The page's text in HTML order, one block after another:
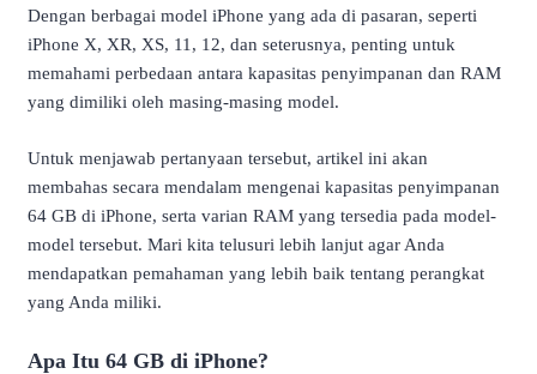
Dengan berbagai model iPhone yang ada di pasaran, seperti
iPhone X, XR, XS, 11, 12, dan seterusnya, penting untuk
memahami perbedaan antara kapasitas penyimpanan dan RAM
yang dimiliki oleh masing-masing model.
Untuk menjawab pertanyaan tersebut, artikel ini akan
membahas secara mendalam mengenai kapasitas penyimpanan
64 GB di iPhone, serta varian RAM yang tersedia pada model-
model tersebut. Mari kita telusuri lebih lanjut agar Anda
mendapatkan pemahaman yang lebih baik tentang perangkat
yang Anda miliki.
Apa Itu 64 GB di iPhone?